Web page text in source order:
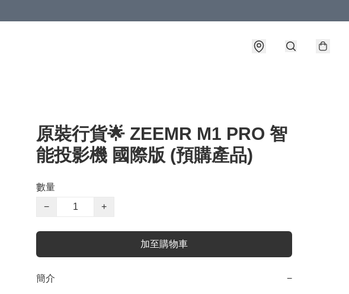
原裝行貨🌟 ZEEMR M1 PRO 智
能投影機 國際版 (預購產品)
數量
−
+
加至購物車
簡介 −